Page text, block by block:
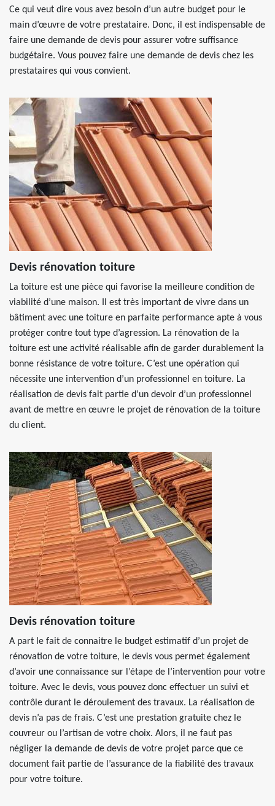
Ce qui veut dire vous avez besoin d’un autre budget pour le
main d’œuvre de votre prestataire. Donc, il est indispensable de
faire une demande de devis pour assurer votre suffisance
budgétaire. Vous pouvez faire une demande de devis chez les
prestataires qui vous convient.
Devis rénovation toiture
La toiture est une pièce qui favorise la meilleure condition de
viabilité d’une maison. Il est très important de vivre dans un
bâtiment avec une toiture en parfaite performance apte à vous
protéger contre tout type d’agression. La rénovation de la
toiture est une activité réalisable afin de garder durablement la
bonne résistance de votre toiture. C’est une opération qui
nécessite une intervention d’un professionnel en toiture. La
réalisation de devis fait partie d’un devoir d’un professionnel
avant de mettre en œuvre le projet de rénovation de la toiture
du client.
Devis rénovation toiture
A part le fait de connaitre le budget estimatif d’un projet de
rénovation de votre toiture, le devis vous permet également
d’avoir une connaissance sur l’étape de l’intervention pour votre
toiture. Avec le devis, vous pouvez donc effectuer un suivi et
contrôle durant le déroulement des travaux. La réalisation de
devis n’a pas de frais. C’est une prestation gratuite chez le
couvreur ou l’artisan de votre choix. Alors, il ne faut pas
négliger la demande de devis de votre projet parce que ce
document fait partie de l’assurance de la fiabilité des travaux
pour votre toiture.